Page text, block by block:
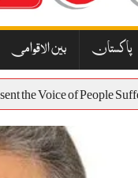
پاکستان بین الاقوامی
Represent the Voice of